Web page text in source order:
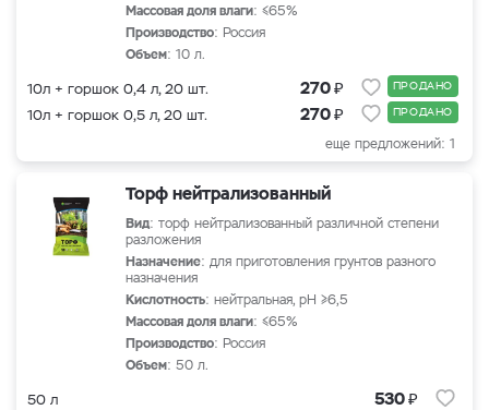
Массовая доля влаги: ≤65%
Производство: Россия
Объем: 10 л.
10л + горшок 0,4 л, 20 шт. 270₽ ПРОДАНО
10л + горшок 0,5 л, 20 шт. 270₽ ПРОДАНО
еще предложений: 1
Торф нейтрализованный
Вид: торф нейтрализованный различной степени
разложения
Назначение: для приготовления грунтов разного
назначения
Кислотность: нейтральная, рН ≥6,5
Массовая доля влаги: ≤65%
Производство: Россия
Объем: 50 л.
50 л 530₽